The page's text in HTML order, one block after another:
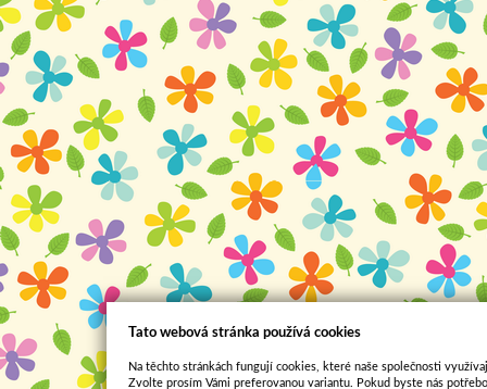
Tato webová stránka používá cookies
Na těchto stránkách fungují cookies, které naše společnosti
Zvolte prosím Vámi preferovanou variantu. Pokud byste nás